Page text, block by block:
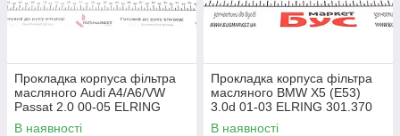
Прокладка корпуса фільтра
масляного Audi A4/A6/VW
Passat 2.0 00-05 ELRING
627.522 UA61
В наявності
Прокладка корпуса фільтра
масляного BMW X5 (E53)
3.0d 01-03 ELRING 301.370
UA61
В наявності